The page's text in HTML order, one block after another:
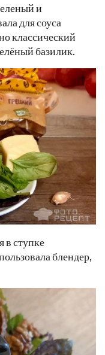
и
для соуса
классический
базилик.
в ступке
блендер,